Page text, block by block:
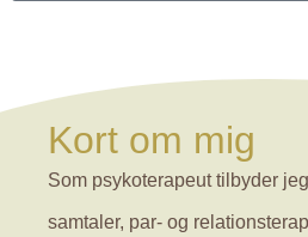
Kort om mig
Som psykoterapeut tilbyder
samtaler, par- og